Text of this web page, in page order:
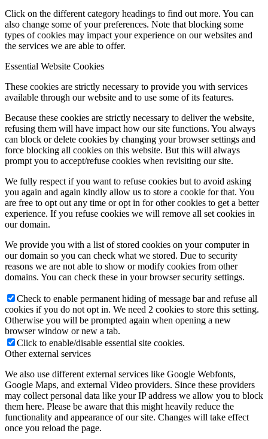
Click on the different category headings to find out more. You can
also change some of your preferences. Note that blocking some
types of cookies may impact your experience on our websites and
the services we are able to offer.
Essential Website Cookies
These cookies are strictly necessary to provide you with services
available through our website and to use some of its features.
Because these cookies are strictly necessary to deliver the website,
refusing them will have impact how our site functions. You always
can block or delete cookies by changing your browser settings and
force blocking all cookies on this website. But this will always
prompt you to accept/refuse cookies when revisiting our site.
We fully respect if you want to refuse cookies but to avoid asking
you again and again kindly allow us to store a cookie for that. You
are free to opt out any time or opt in for other cookies to get a better
experience. If you refuse cookies we will remove all set cookies in
our domain.
We provide you with a list of stored cookies on your computer in
our domain so you can check what we stored. Due to security
reasons we are not able to show or modify cookies from other
domains. You can check these in your browser security settings.
Check to enable permanent hiding of message bar and refuse all
cookies if you do not opt in. We need 2 cookies to store this setting.
Otherwise you will be prompted again when opening a new
browser window or new a tab.
Click to enable/disable essential site cookies.
Other external services
We also use different external services like Google Webfonts,
Google Maps, and external Video providers. Since these providers
may collect personal data like your IP address we allow you to block
them here. Please be aware that this might heavily reduce the
functionality and appearance of our site. Changes will take effect
once you reload the page.